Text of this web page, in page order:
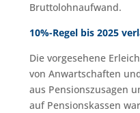
Bruttolohnaufwand.
10%-Regel bis 2025
Die vorgesehene
von Anwartschaften
aus Pensionszusagen
auf Pensionskassen